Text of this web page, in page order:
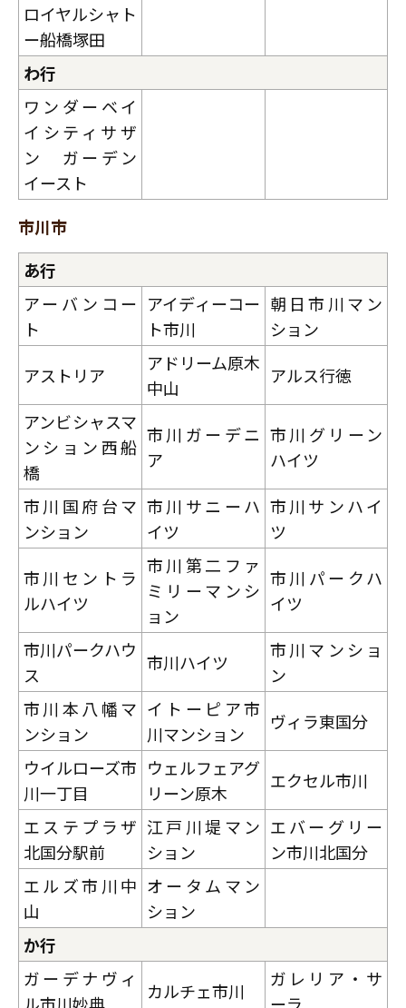
ロイヤルシャト
ー船橋塚田
わ行
ワンダーベイ
イシティサザ
ン ガーデン
イースト
市川市
あ行
アーバンコー
ト
アイディーコー
ト市川
朝日市川マン
ション
アストリア
アドリーム原木
中山
アルス行徳
アンビシャスマ
ンション西船
橋
市川ガーデニ
ア
市川グリーン
ハイツ
市川国府台マ
ンション
市川サニーハ
イツ
市川サンハイ
ツ
市川セントラ
ルハイツ
市川第二ファ
ミリーマンシ
ョン
市川パークハ
イツ
市川パークハウ
ス
市川ハイツ
市川マンショ
ン
市川本八幡マ
ンション
イトーピア市
川マンション
ヴィラ東国分
ウイルローズ市
川一丁目
ウェルフェアグ
リーン原木
エクセル市川
エステプラザ
北国分駅前
江戸川堤マン
ション
エバーグリー
ン市川北国分
エルズ市川中
山
オータムマン
ション
か行
ガーデナヴィ
カルチェ市川
ガレリア・サ